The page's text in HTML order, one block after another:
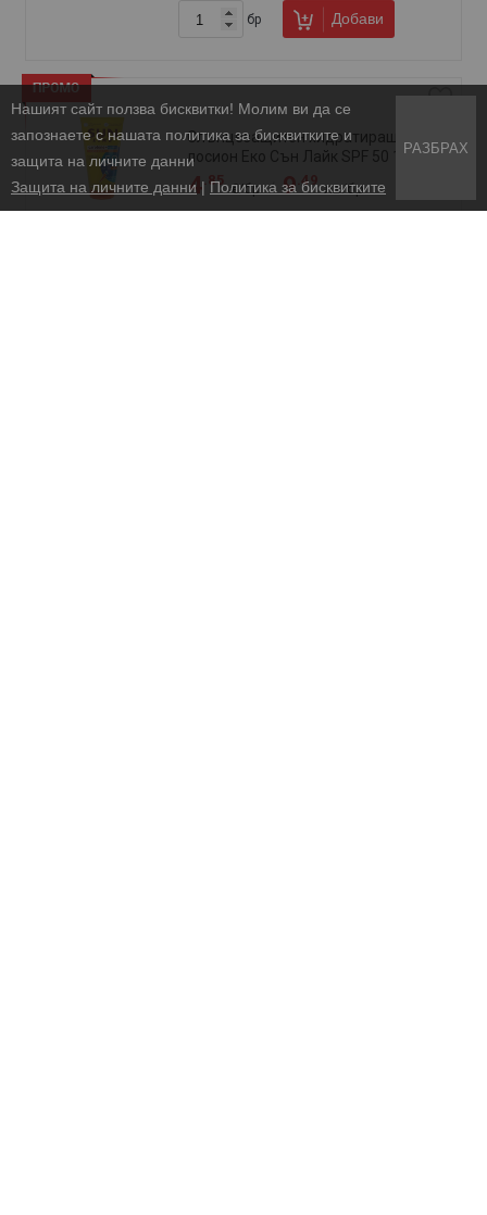
Политика за бисквитките
Защита на личните данни
УЕБ ДИЗАЙН DualM Studio
Нашият сайт ползва бисквитки! Молим ви да се
запознаете с нашата политика за бисквитките и
защита на личните данни
Защита на личните данни | Политика за бисквитките
РАЗБРАХ